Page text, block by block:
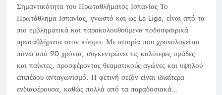
Σημαντικότητα του Πρωταθλήματος Ισπανίας Το
Πρωτάθλημα Ισπανίας, γνωστό και ως La Liga, είναι από τα
πιο εμβληματικά και παρακολουθούμενα ποδοσφαιρικά
πρωταθλήματα στον κόσμο. Με ιστορία που χρονολογείται
πάνω από 90 χρόνια, συγκεντρώνει τις καλύτερες ομάδες
και παίκτες, προσφέροντας θεαματικούς αγώνες και υψηλού
επιπέδου ανταγωνισμό. Η φετινή σεζόν είναι ιδιαίτερα
ενδιαφέρουσα, καθώς πολλά από τα παραδοσιακά…